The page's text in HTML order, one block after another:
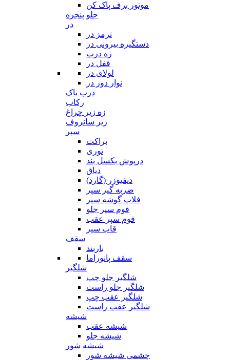
موتور برف پاک کن
جلو پنجره
در
ترمز در
دستگیره بیرونی در
زه درب
قفل در
لولای در
نوار دور در
درب باک
رکاب
زه زیر چراغ
زیر سانروف
سپر
براکت
توری
درپوش بکسل بند
دیاق
دیفیوزر (گارد)
ضربه گیر سپر
فلاپ گوشه سپر
فوم سپر جلو
فوم سپر عقب
قاب سپر
سقف
باربند
سقف پانوراما
شلگیر
شلگیر جلو چپ
شلگیر جلو راست
شلگیر عقب چپ
شلگیر عقب راست
شیشه
شیشه عقب
شیشه جلو
شیشه شور
چشمی شیشه شور